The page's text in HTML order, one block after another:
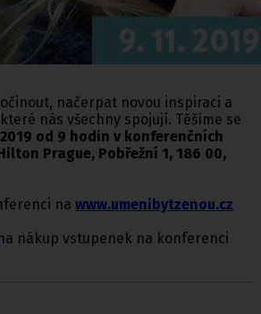
načerpat novou inspiraci a
nás všechny spojují. Těšíme se
od 9 hodin v konferenčních
Prague, Pobřežní 1, 186 00,
na www.umenibytzenou.cz
nákup vstupenek na konferenci